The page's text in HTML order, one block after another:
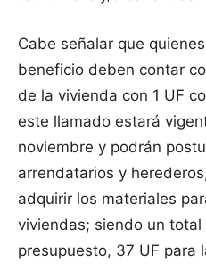
Cabe señalar que
beneficio deben contar
de la vivienda con 1 UF
este llamado estará
noviembre y podrán
arrendatarios y
adquirir los materiales
viviendas; siendo un
presupuesto, 37 UF para